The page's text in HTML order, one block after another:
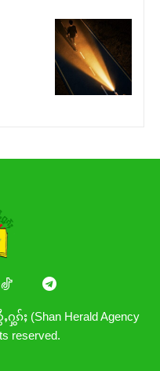
ၵ်ႈ (Shan Herald Agency
reserved.